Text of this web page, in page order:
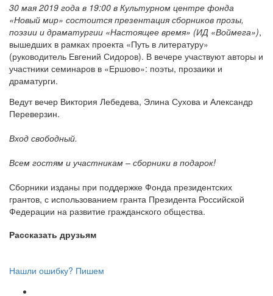
30 мая 2019 года в 19:00 в Культурном центре фонда
«Новый мир» состоится презентация сборников прозы,
поэзии и драматургии «Настоящее время» (ИД «Воймега»),
вышедших в рамках проекта «Путь в литературу»
(руководитель Евгений Сидоров). В вечере участвуют авторы и
участники семинаров в «Ершово»: поэты, прозаики и
драматурги.
Ведут вечер Виктория Лебедева, Элина Сухова и Александр
Переверзин.
Вход свободный.
Всем гостям и участникам – сборники в подарок!
Сборники изданы при поддержке Фонда президентских
грантов, с использованием гранта Президента Российской
Федерации на развитие гражданского общества.
Рассказать друзьям
Нашли ошибку? Пишем